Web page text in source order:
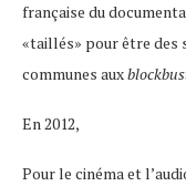
française du
«taillés» pour être des
communes aux
En 2012,
Pour le cinéma et